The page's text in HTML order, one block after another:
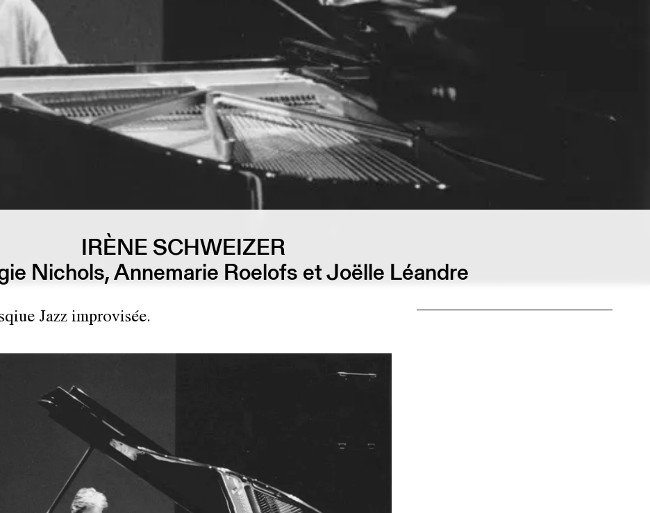
IRÈNE SCHWEIZER
Nichols, Annemarie Roelofs et Joëlle Léandre
Jazz improvisée.